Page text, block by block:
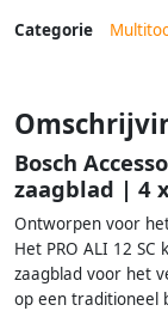
Categorie
Bosch
zaagblad | 4
Ontworpen voor
Het PRO ALI 12
zaagblad voor het
op een traditioneel